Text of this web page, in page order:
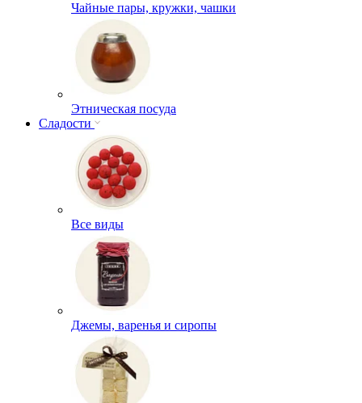
Чайные пары, кружки, чашки
Этническая посуда
Сладости
Все виды
Джемы, варенья и сиропы